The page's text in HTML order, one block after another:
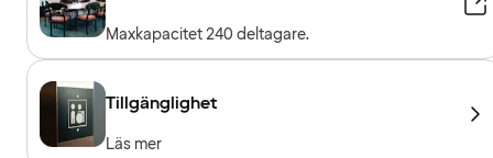
Maxkapacitet 240 deltagare.
Tillgänglighet
Läs mer